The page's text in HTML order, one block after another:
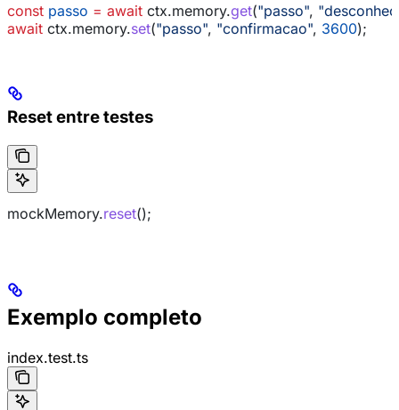
const passo = await ctx.memory.get("passo",
await ctx.memory.set("passo", "confirmacao", 3600);
Reset entre testes
mockMemory.reset();
Exemplo completo
index.test.ts